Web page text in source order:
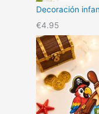
Decoración
€4.95